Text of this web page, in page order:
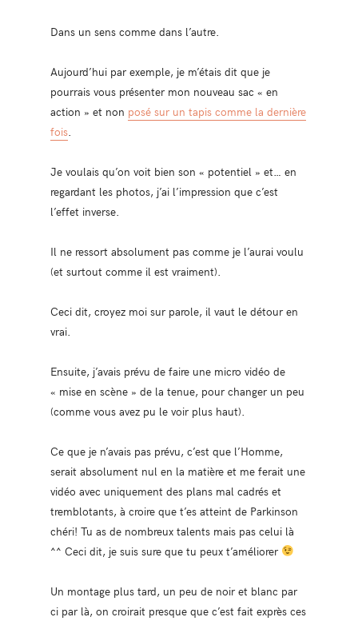
Dans un sens comme dans l’autre.
Aujourd’hui par exemple, je m’étais dit que je
pourrais vous présenter mon nouveau sac « en
action » et non posé sur un tapis comme la dernière
fois.
Je voulais qu’on voit bien son « potentiel » et… en
regardant les photos, j’ai l’impression que c’est
l’effet inverse.
Il ne ressort absolument pas comme je l’aurai voulu
(et surtout comme il est vraiment).
Ceci dit, croyez moi sur parole, il vaut le détour en
vrai.
Ensuite, j’avais prévu de faire une micro vidéo de
« mise en scène » de la tenue, pour changer un peu
(comme vous avez pu le voir plus haut).
Ce que je n’avais pas prévu, c’est que l’Homme,
serait absolument nul en la matière et me ferait une
vidéo avec uniquement des plans mal cadrés et
tremblotants, à croire que t’es atteint de Parkinson
chéri! Tu as de nombreux talents mais pas celui là
^^ Ceci dit, je suis sure que tu peux t’améliorer
Un montage plus tard, un peu de noir et blanc par
ci par là, on croirait presque que c’est fait exprès ces